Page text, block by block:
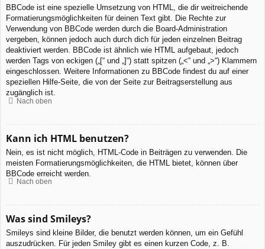
BBCode ist eine spezielle Umsetzung von HTML, die dir weitreichende
Formatierungsmöglichkeiten für deinen Text gibt. Die Rechte zur
Verwendung von BBCode werden durch die Board-Administration
vergeben, können jedoch auch durch dich für jeden einzelnen Beitrag
deaktiviert werden. BBCode ist ähnlich wie HTML aufgebaut, jedoch
werden Tags von eckigen („[“ und „]“) statt spitzen („<“ und „>“) Klammern
eingeschlossen. Weitere Informationen zu BBCode findest du auf einer
speziellen Hilfe-Seite, die von der Seite zur Beitragserstellung aus
zugänglich ist.
Nach oben
Kann ich HTML benutzen?
Nein, es ist nicht möglich, HTML-Code in Beiträgen zu verwenden. Die
meisten Formatierungsmöglichkeiten, die HTML bietet, können über
BBCode erreicht werden.
Nach oben
Was sind Smileys?
Smileys sind kleine Bilder, die benutzt werden können, um ein Gefühl
auszudrücken. Für jeden Smiley gibt es einen kurzen Code, z. B.